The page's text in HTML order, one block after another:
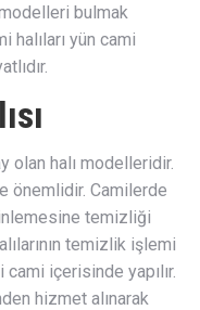
bulmak
halıları yün cami
olan halı modelleridir.
önemlidir. Camilerde
temizliği
temizlik işlemi
cami içerisinde yapılır.
hizmet alınarak